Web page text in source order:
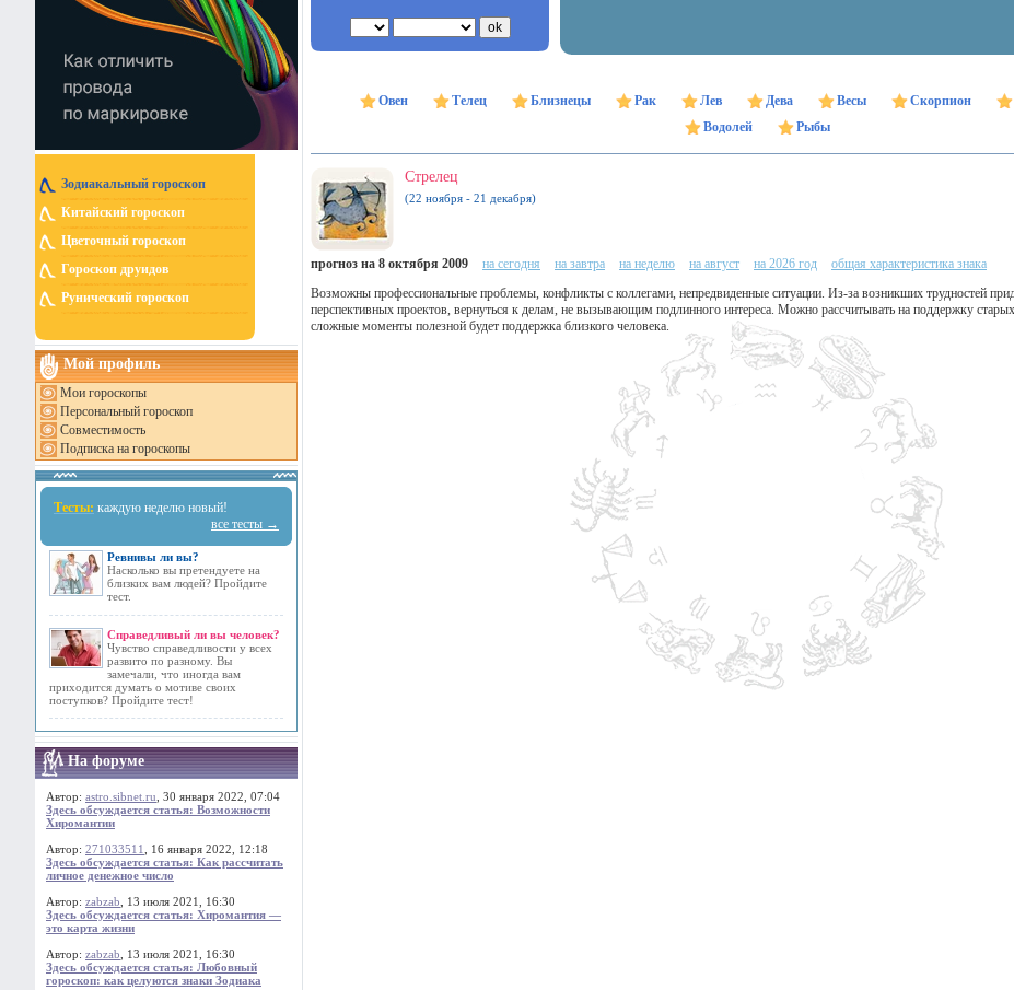
Зодиакальный гороскоп
Китайский гороскоп
Цветочный гороскоп
Гороскоп друидов
Рунический гороскоп
Мой профиль
Мои гороскопы
Персональный гороскоп
Совместимость
Подписка на гороскопы
Тесты: каждую неделю новый!
все тесты →
Ревнивы ли вы?
Насколько вы претендуете на
близких вам людей? Пройдите
тест.
Справедливый ли вы человек?
Чувство справедливости у всех
развито по разному. Вы
замечали, что иногда вам
приходится думать о мотиве своих
поступков? Пройдите тест!
На форуме
Автор: astro.sibnet.ru , 30 января 2022, 07:04
Здесь обсуждается статья: Возможности
Хиромантии
Автор: 271033511
, 16 января 2022, 12:18
Здесь обсуждается статья: Как рассчитать
личное денежное число
Автор: zabzab , 13 июля 2021, 16:30
Здесь обсуждается статья: Хиромантия —
это карта жизни
Автор: zabzab , 13 июля 2021, 16:30
Здесь обсуждается статья: Любовный
гороскоп: как целуются знаки Зодиака
Овен Телец Близнецы Рак Лев Дева Весы Скорпион
Водолей
Рыбы
Стрелец
(22 ноября - 21 декабря)
прогноз на 8 октября 2009 на сегодня на завтра на неделю на август на 2026 год
общая характеристика знака
Возможны профессиональные проблемы, конфликты с коллегами, непредвиденные ситуации. Из-за возникших трудностей
перспективных проектов, вернуться к делам, не вызывающим подлинного интереса. Можно рассчитывать на поддержку
сложные моменты полезной будет поддержка близкого человека.